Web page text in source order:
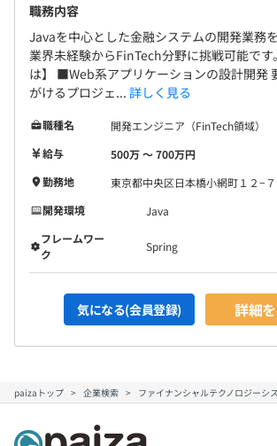
職務内容
Javaを中心とした金融システムの開発業務を
業界未経験からFinTech分野に挑戦可能です
は】 ■Web系アプリケーションの設計開発
がけるプロジェ... 詳しく見る
職種名
開発エンジニア（FinTech領域）
給与
500万 〜 700万円
勤務地
東京都中央区日本橋小網町１２−７
開発環境
Java
フレームワー
ク
Spring
気になる(会員登録) 詳細
paizaトップ 企業検索 ファイナンシャルテクノロジーシ